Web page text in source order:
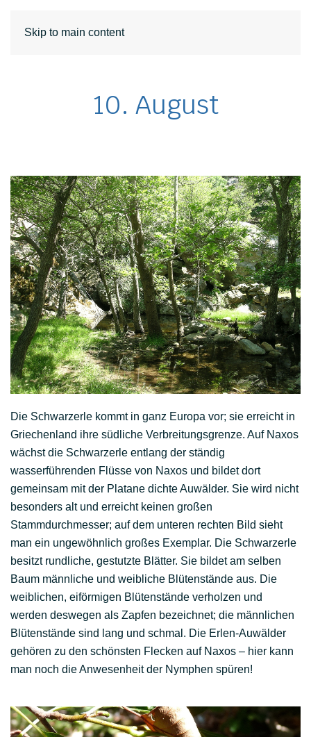
Skip to main content
10. August
Die Schwarzerle kommt in ganz Europa vor; sie erreicht in
Griechenland ihre südliche Verbreitungsgrenze. Auf Naxos
wächst die Schwarzerle entlang der ständig
wasserführenden Flüsse von Naxos und bildet dort
gemeinsam mit der Platane dichte Auwälder. Sie wird nicht
besonders alt und erreicht keinen großen
Stammdurchmesser; auf dem unteren rechten Bild sieht
man ein ungewöhnlich großes Exemplar. Die Schwarzerle
besitzt rundliche, gestutzte Blätter. Sie bildet am selben
Baum männliche und weibliche Blütenstände aus. Die
weiblichen, eiförmigen Blütenstände verholzen und
werden deswegen als Zapfen bezeichnet; die männlichen
Blütenstände sind lang und schmal. Die Erlen-Auwälder
gehören zu den schönsten Flecken auf Naxos – hier kann
man noch die Anwesenheit der Nymphen spüren!